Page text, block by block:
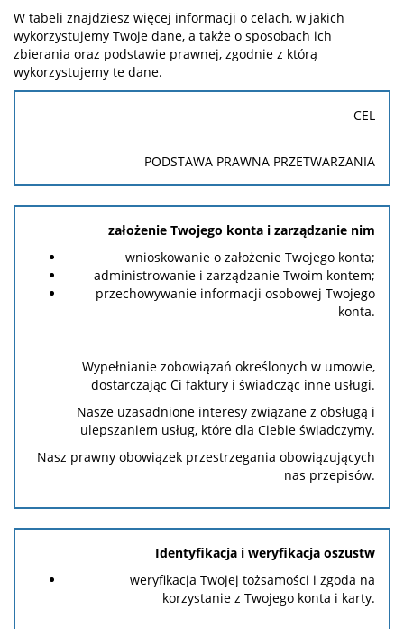
W tabeli znajdziesz więcej informacji o celach, w jakich
wykorzystujemy Twoje dane, a także o sposobach ich
zbierania oraz podstawie prawnej, zgodnie z którą
wykorzystujemy te dane.
CEL
PODSTAWA PRAWNA PRZETWARZANIA
założenie Twojego konta i zarządzanie nim
wnioskowanie o założenie Twojego konta;
administrowanie i zarządzanie Twoim kontem;
przechowywanie informacji osobowej Twojego
konta.
Wypełnianie zobowiązań określonych w umowie,
dostarczając Ci faktury i świadcząc inne usługi.
Nasze uzasadnione interesy związane z obsługą i
ulepszaniem usług, które dla Ciebie świadczymy.
Nasz prawny obowiązek przestrzegania obowiązujących
nas przepisów.
Identyfikacja i weryfikacja oszustw
weryfikacja Twojej tożsamości i zgoda na
korzystanie z Twojego konta i karty.